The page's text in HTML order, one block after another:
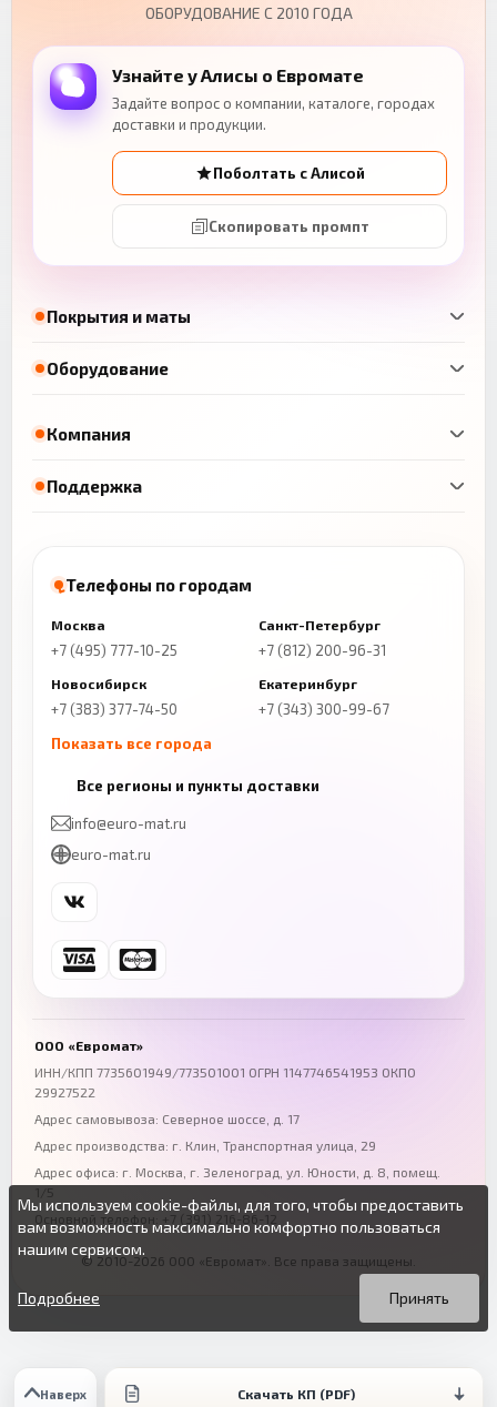
Наверх Скачать КП (PDF)
Покрытия и маты
Оборудование
ОБОРУДОВАНИЕ С 2010 ГОДА
Узнайте у Алисы о Евромате
Задайте вопрос о компании, каталоге, городах
доставки и продукции.
Поболтать с Алисой
Скопировать промпт
Компания
Поддержка
Телефоны по городам
Москва
+7 (495) 777-10-25
Санкт-Петербург
+7 (812) 200-96-31
Новосибирск
+7 (383) 377-74-50
Екатеринбург
+7 (343) 300-99-67
Показать все города
+7 (843) 206-01-30
Челябинск
+7 (343) 300-99-67
Ростов-на-Дону
+7 (863) 333-50-75
Волгоград
+7 (844) 261-36-12
Омск
Все регионы и пункты доставки
info@euro-mat.ru
euro-mat.ru
ООО «Евромат»
ИНН/КПП 7735601949/773501001 ОГРН 1147746541953 ОКПО
29927522
Адрес самовывоза: Северное шоссе, д. 17
Адрес производства: г. Клин, Транспортная улица, 29
Адрес офиса: г. Москва, г. Зеленоград ул. Юности, д. 8, помещ.
1/5
Основной телефон:
+7 (391) 216-86-12
© 2010-2026 ООО «Евромат». Все права защищены.
Мы используем cookie-файлы, для того, чтобы предоставить
вам возможность максимально комфортно пользоваться
нашим сервисом.
Вы можете подробнее прочитать о cookie-файлах в открытых
источниках или изменить настройки своего браузера.
Продолжая пользоваться данным сайтом без изменения
настроек вы даете согласие на использование ваших cookie-
Принять
Подробнее